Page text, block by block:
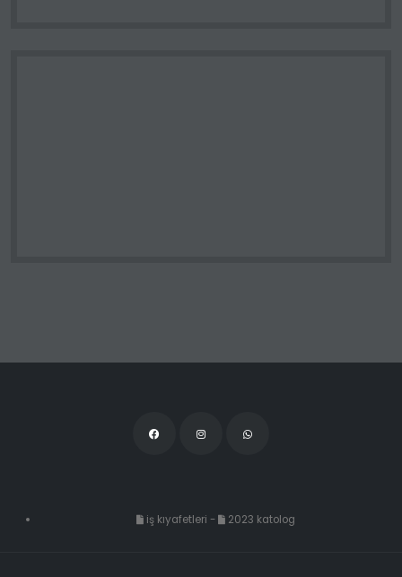
iş kıyafetleri - 2023 katolog